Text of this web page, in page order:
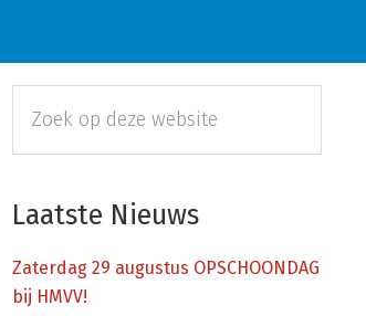
deze
Laatste Nieuws
Zaterdag 29 augustus OPSCHOONDAG
bij HMVV!